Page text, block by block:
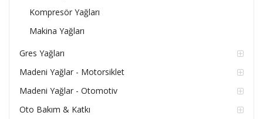
Kompresör Yağları
Makina Yağları
Gres Yağları
Madeni Yağlar - Motorsiklet
Madeni Yağlar - Otomotiv
Oto Bakım & Katkı